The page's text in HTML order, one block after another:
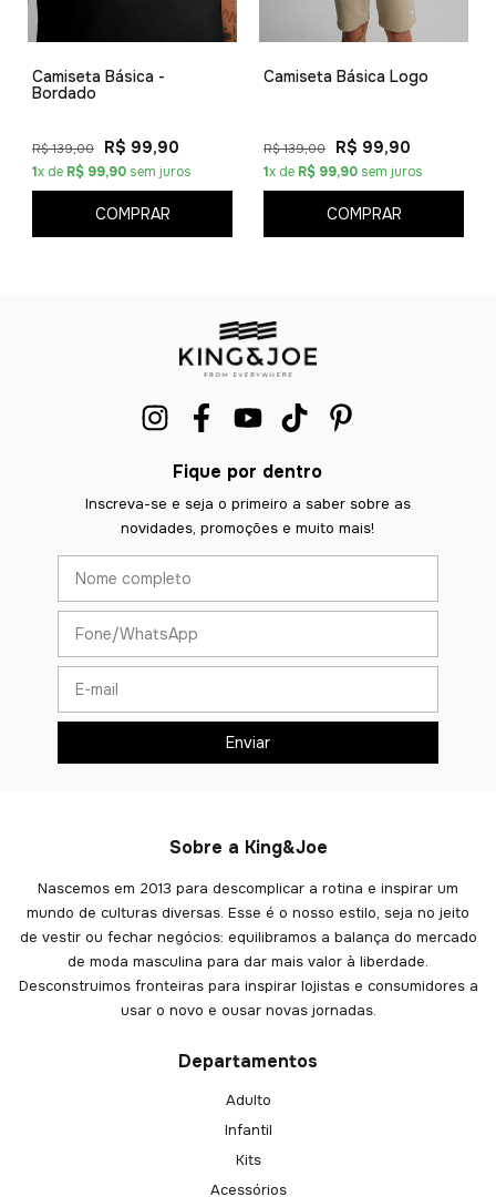
Camiseta Básica -
Bordado
R$ 139,00 R$ 99,90
1x de R$ 99,90 sem juros
COMPRAR
Camiseta Básica Logo
R$ 139,00 R$ 99,90
1x de R$ 99,90 sem juros
COMPRAR
Fique por dentro
Inscreva-se e seja o primeiro a saber sobre as
novidades, promoções e muito mais!
Sobre a King&Joe
Nascemos em 2013 para descomplicar a rotina e inspirar um
mundo de culturas diversas. Esse é o nosso estilo, seja no jeito
de vestir ou fechar negócios: equilibramos a balança do mercado
de moda masculina para dar mais valor à liberdade.
Desconstruimos fronteiras para inspirar lojistas e consumidores a
usar o novo e ousar novas jornadas.
Departamentos
Adulto
Infantil
Kits
Acessórios